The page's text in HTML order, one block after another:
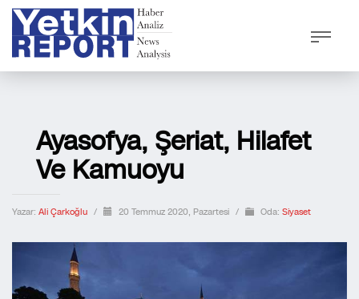
Ayasofya, Şeriat, Hilafet
Ve Kamuoyu
Yazar: Ali Çarkoğlu / 20 Temmuz 2020, Pazartesi / Oda: Siyaset